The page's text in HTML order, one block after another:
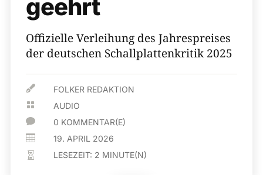
geehrt
Offizielle Verleihung des Jahrespreises
der deutschen Schallplattenkritik 2025
 FOLKER REDAKTION
 AUDIO
 0 KOMMENTAR(E)
 19. APRIL 2026
 LESEZEIT: 2 MINUTE(N)